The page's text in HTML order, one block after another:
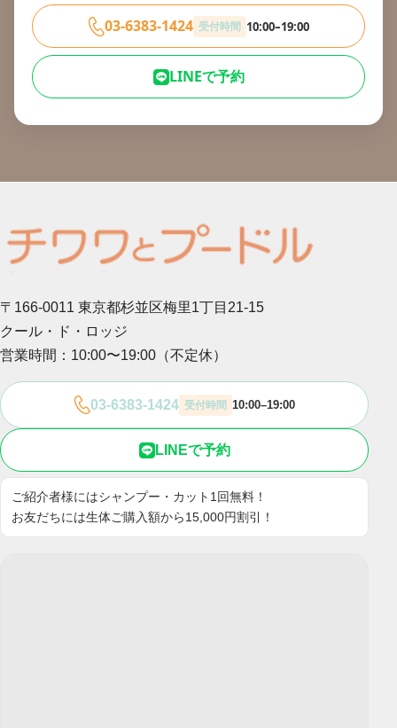
03-6383-1424 受付時間 10:00–19:00
LINEで予約
〒166-0011 東京都杉並区梅里1丁目21-15
クール・ド・ロッジ
営業時間：10:00〜19:00（不定休）
03-6383-1424 受付時間 10:00–19:00
LINEで予約
ご紹介者様にはシャンプー・カット1回無料！
お友だちには生体ご購入額から15,000円割引！